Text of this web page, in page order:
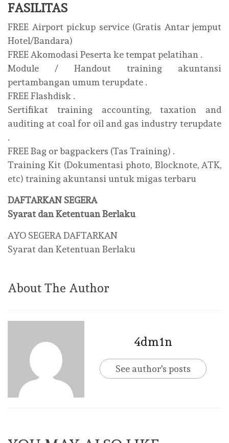
FASILITAS
FREE Airport pickup service (Gratis Antar jemput
Hotel/Bandara)
FREE Akomodasi Peserta ke tempat pelatihan .
Module / Handout training akuntansi
pertambangan umum terupdate .
FREE Flashdisk .
Sertifikat training accounting, taxation and
auditing at coal for oil and gas industry terupdate
.
FREE Bag or bagpackers (Tas Training) .
Training Kit (Dokumentasi photo, Blocknote, ATK,
etc) training akuntansi untuk migas terbaru
DAFTARKAN SEGERA
Syarat dan Ketentuan Berlaku
AYO SEGERA DAFTARKAN
Syarat dan Ketentuan Berlaku
About The Author
4dm1n
See author's posts